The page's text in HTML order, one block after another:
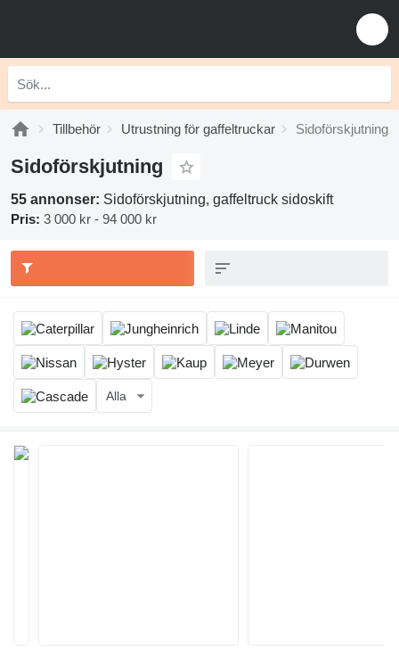
Tillbehör Utrustning för gaffeltruckar Sidoförskjutning
Sidoförskjutning
55 annonser: Sidoförskjutning, gaffeltruck sidoskift
Pris: 3 000 kr - 94 000 kr
Alla